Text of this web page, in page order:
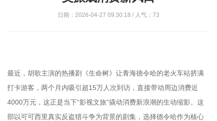
日期：2026-04-27 09:30:18 / 人气：73
最近，胡歌主演的热播剧《生命树》让青海德令哈的老火车站挤满
打卡游客，两个月内吸引超15万人次到访，直接带动周边消费近
4000万元，这正是当下“影视文旅”撬动消费新浪潮的生动缩影。这
部以可可西里真实反盗猎斗争为背景的剧集，选择德令哈作为核心